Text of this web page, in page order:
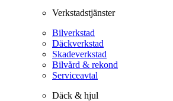
Verkstadstjänster
Bilverkstad
Däckverkstad
Skadeverkstad
Bilvård & rekond
Serviceavtal
Däck & hjul